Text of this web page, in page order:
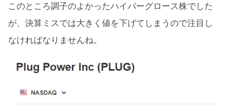
このところ調子のよかったハイパーグロース株でした
が、決算ミスでは大きく値を下げてしまうので注目し
なければなりませんね。